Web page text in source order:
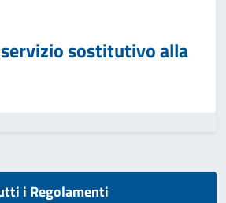
sostitutivo alla
i Regolamenti